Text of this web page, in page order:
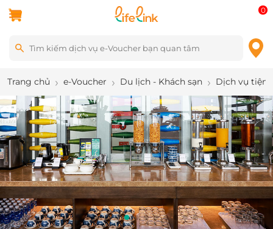
0
Trang chủ e-Voucher Du lịch - Khách sạn Dịch vụ tiện
7/13